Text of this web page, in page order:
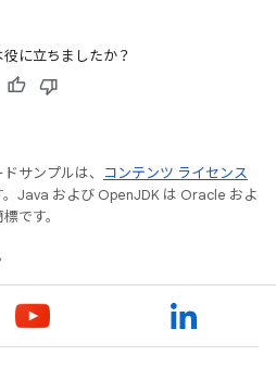
役に立ちましたか？
サンプルは、
コンテンツ ライセンス
Java および OpenJDK は Oracle およ
です。